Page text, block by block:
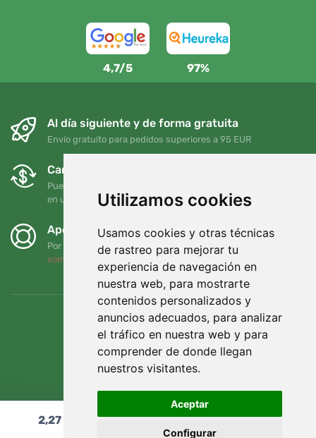
Utilizamos cookies
Usamos cookies y otras técnicas
de rastreo para mejorar tu
experiencia de navegación en
nuestra web, para mostrarte
contenidos personalizados y
anuncios adecuados, para analizar
el tráfico en nuestra web y para
comprender de donde llegan
nuestros visitantes.
Aceptar
Configurar
4,7/5 97%
Al día siguiente y de forma gratuita
Envío gratuito para pedidos superiores a 95 EUR
Cambios y devoluciones gratuitos
Puede devolver o cambiar su pedido en cualquier momento
en un plazo de 90 días
Apoyamos a Trees.org
Por cada pedido plantamos un árbol. Leer más
somos
2,27 Añadir al carrito